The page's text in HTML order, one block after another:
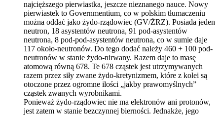
najcięższego pierwiastka, jeszcze nieznanego nauce. Nowy
pierwiastek to Governmentium, co w polskim tłumaczeniu
można oddać jako żydo-rządowiec (GV/ŻRZ). Posiada jeden
neutron, 18 asystentów neutrona, 91 pod-asystentów
neutrona, 8 pod-pod-asystentów neutrona, co w sumie daje
117 około-neutronów. Do tego dodać należy 460 + 100 pod-
neutronów w stanie żydo-nirwany. Razem daje to masę
atomową równą 678. Te 678 cząstek jest utrzymywanych
razem przez siły zwane żydo-kretynizmem, które z kolei są
otoczone przez ogromne ilości „jakby prawomyślnych”
cząstek zwanych wyrobnikami.
Ponieważ żydo-rządowiec nie ma elektronów ani protonów,
jest zatem w stanie bezczynnej bierności. Jednakże, jego